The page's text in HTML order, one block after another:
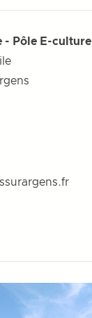
- Pôle E-culturel